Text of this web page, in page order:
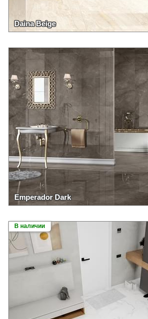
Daina Beige
Emperador Dark
В наличии